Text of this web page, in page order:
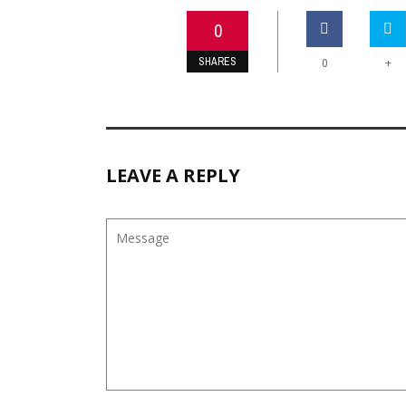
0
SHARES 0 +
LEAVE A REPLY